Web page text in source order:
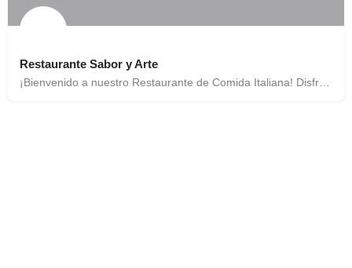
Restaurante Sabor y Arte